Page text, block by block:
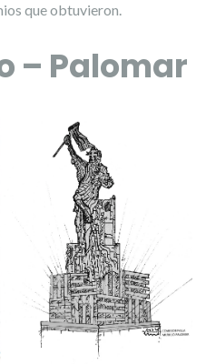
que obtuvieron.
– Palomar